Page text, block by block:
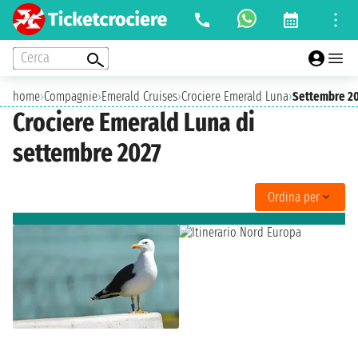
Cerca
home›Compagnie›Emerald Cruises›Crociere Emerald Luna›Settembre
Crociere Emerald Luna di
settembre 2027
Ordina per